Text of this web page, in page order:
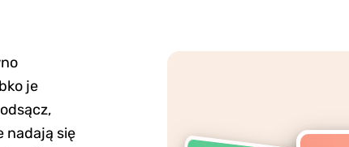
je
nadają się